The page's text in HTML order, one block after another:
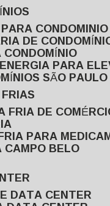
CONDOMINIO
DE
CONDOMÍNIO
ENERGIA PARA
SÃO PAULO
FRIA DE
PARA
CAMPO BELO
DATA CENTER